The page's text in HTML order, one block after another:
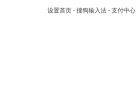
设置首页 - 搜狗输入法 - 支付中心